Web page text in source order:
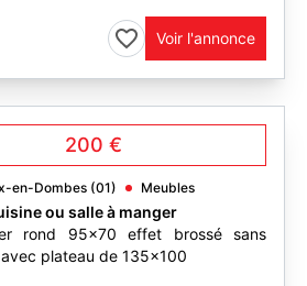
Voir l'annonce
200 €
en-Dombes (01) Meubles
ou salle à manger
rond 95x70 effet brossé sans
plateau de 135x100